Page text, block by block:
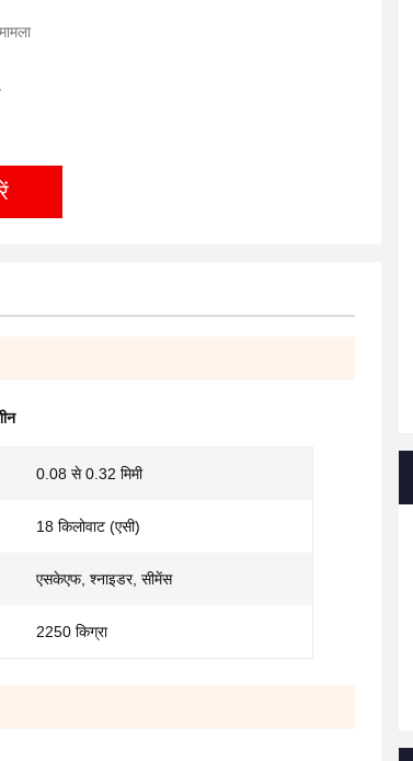
0.08 से 0.32 मिमी
18 किलोवाट (एसी)
एसकेएफ, श्नाइडर, सीमेंस
2250 किग्रा